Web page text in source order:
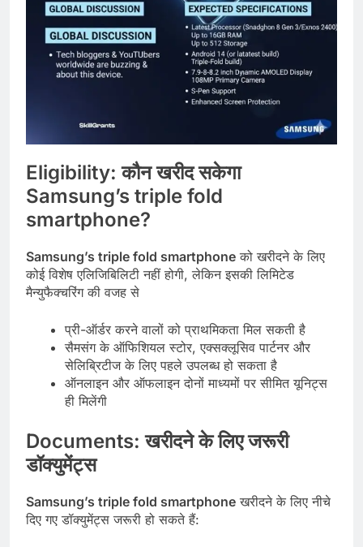
Eligibility:कौन खरीद सकेगा
Samsung’s triple fold
smartphone?
Samsung’s triple fold smartphone को खरीदने के लिए
कोई विशेष एलिजिबिलिटी नहीं होगी, लेकिन इसकी लिमिटेड
मैन्युफैक्चरिंग की वजह से
प्री-ऑर्डर करने वालों को प्राथमिकता मिल सकती है
सैमसंग के ऑफिशियल स्टोर, एक्सक्लूसिव पार्टनर और
सेलिब्रिटीज के लिए पहले उपलब्ध हो सकता है
ऑनलाइन और ऑफलाइन दोनों माध्यमों पर सीमित यूनिट्स
ही मिलेंगी
Documents:खरीदने के लिए जरूरी
डॉक्युमेंट्स
Samsung’s triple fold smartphone खरीदने के लिए नीचे
दिए गए डॉक्युमेंट्स जरूरी हो सकते हैं: